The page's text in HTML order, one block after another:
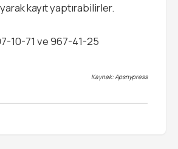
kayıt yaptırabilirler.
10-71 ve 967-41-25
Kaynak: Apsnypress